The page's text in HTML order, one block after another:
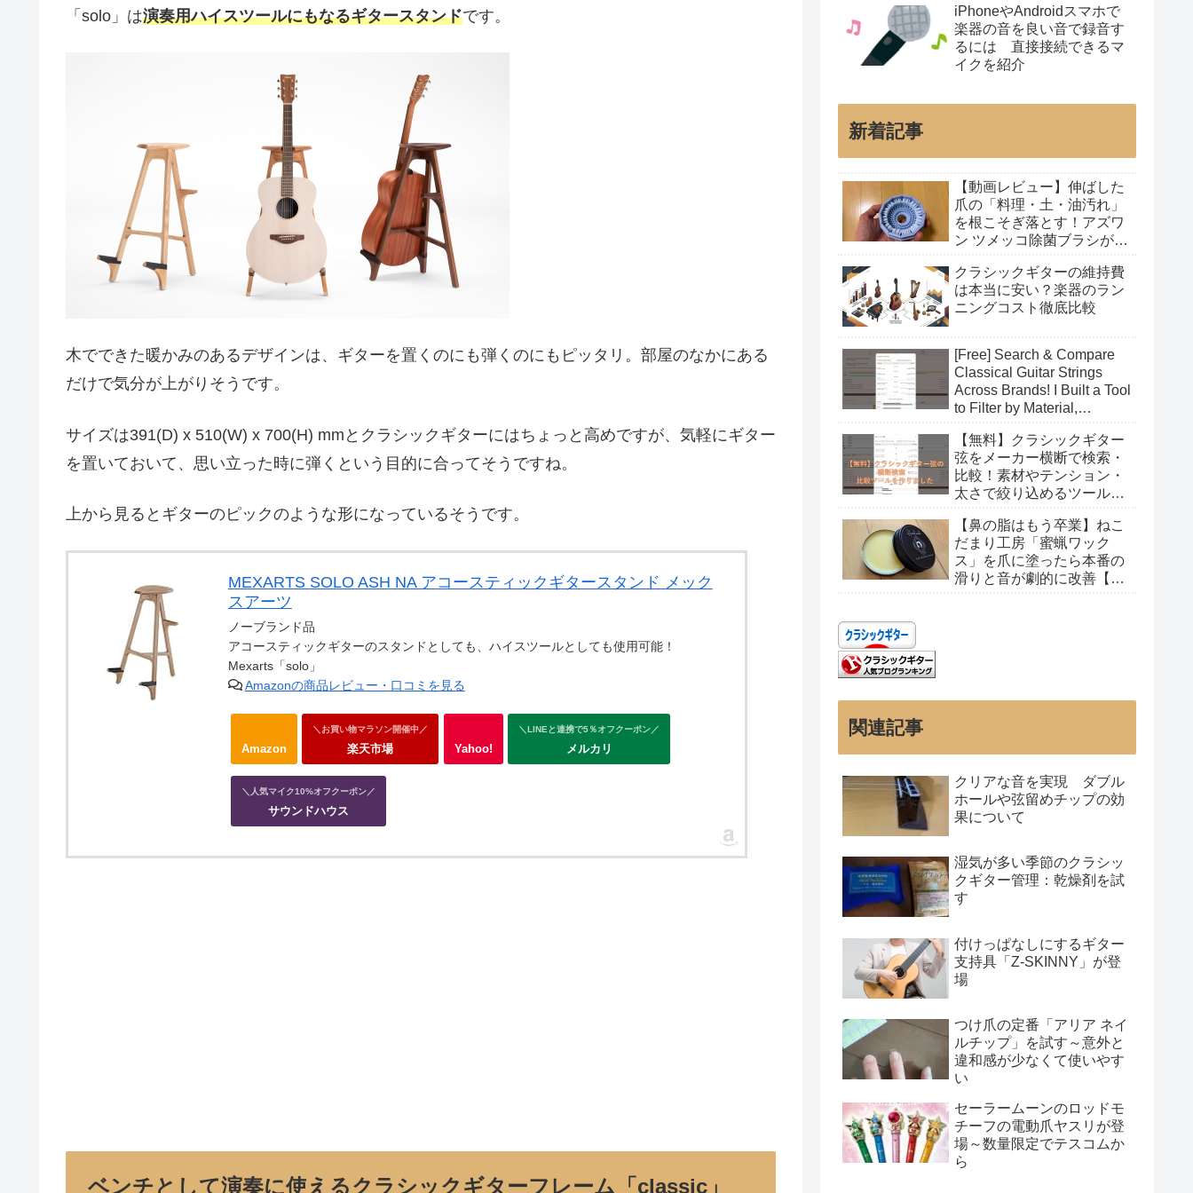
「solo」は演奏用ハイスツールにもなるギタースタンドです。
木でできた暖かみのあるデザインは、ギターを置くのにも弾くのにもピッタリ。部屋のなかにある
だけで気分が上がりそうです。
サイズは391(D) x 510(W) x 700(H) mmとクラシックギターにはちょっと高めですが、気軽にギター
を置いておいて、思い立った時に弾くという目的に合ってそうですね。
上から見るとギターのピックのような形になっているそうです。
MEXARTS SOLO ASH NA アコースティックギタースタンド メック
スアーツ
ノーブランド品
アコースティックギターのスタンドとしても、ハイスツールとしても使用可能！
Mexarts「solo」
Amazonの商品レビュー・口コミを見る
Amazon
＼お買い物マラソン開催中／
楽天市場 Yahoo!
＼LINEと連携で5％オフクーポン／
メルカリ
＼人気マイク10%オフクーポン／
サウンドハウス
ベンチとして演奏に使えるクラシックギターフレーム「classic」
iPhoneやAndroidスマホで
楽器の音を良い音で録音す
るには 直接接続できるマ
イクを紹介
新着記事
【動画レビュー】伸ばした
爪の「料理・土・油汚れ」
を根こそぎ落とす！アズワ
ン ツメッコ除菌ブラシが凄
クラシックギターの維持費
は本当に安い？楽器のラン
ニングコスト徹底比較
[Free] Search & Compare
Classical Guitar Strings
Across Brands! I Built a Tool
to Filter by Material,
【無料】クラシックギター
弦をメーカー横断で検索・
比較！素材やテンション・
太さで絞り込めるツールを
【鼻の脂はもう卒業】ねこ
だまり工房「蜜蝋ワック
ス」を爪に塗ったら本番の
滑りと音が劇的に改善【レ
関連記事
クリアな音を実現 ダブル
ホールや弦留めチップの効
果について
湿気が多い季節のクラシッ
クギター管理：乾燥剤を試
す
付けっぱなしにするギター
支持具「Z-SKINNY」が登
場
つけ爪の定番「アリア ネイ
ルチップ」を試す～意外と
違和感が少なくて使いやす
い
セーラームーンのロッドモ
チーフの電動爪ヤスリが登
場～数量限定でテスコムか
ら